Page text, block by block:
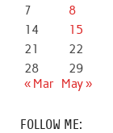
7
8
14
15
21
22
28
29
« Mar
May »
FOLLOW ME: